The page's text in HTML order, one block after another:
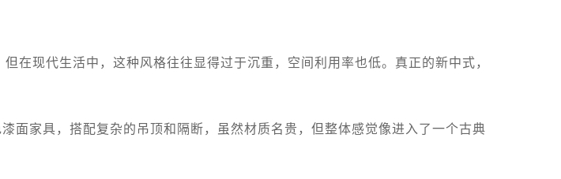
在现代生活中，这种风格往往显得过于沉重，空间利用率也低。真正的新中式，
面家具，搭配复杂的吊顶和隔断，虽然材质名贵，但整体感觉像进入了一个古典